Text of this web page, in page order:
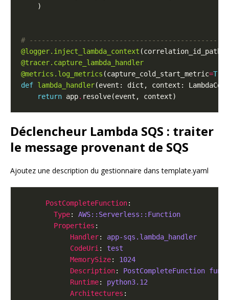
#
@logger.inject_lambda_context (correlation_id_path
@tracer.capture_lambda_handler
@metrics.log_metrics (capture_cold_start_metric=True
def lambda_handler(event: dict, context:
return app.
Déclencheur Lambda SQS : traiter
le message provenant de SQS
Ajoutez une description du gestionnaire dans template.yaml
PostCompleteFunction
Type: AWS::Serverless::Function
Properties
Handler: app-sqs.lambda_handler
CodeUri : test
MemorySize: 1024
Description: PostCompleteFunction
Runtime: python3.12
Architectures